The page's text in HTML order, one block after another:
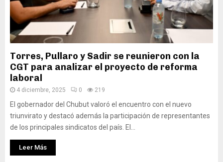
Torres, Pullaro y Sadir se reunieron con la
CGT para analizar el proyecto de reforma
laboral
4 diciembre, 2025 0 219
El gobernador del Chubut valoró el encuentro con el nuevo
triunvirato y destacó además la participación de representantes
de los principales sindicatos del país. El...
Leer Más